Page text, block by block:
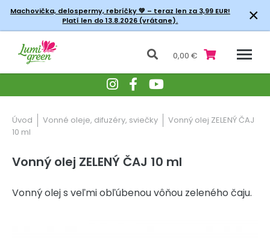
Machovička, delospermy, rebríčky💚 – teraz len za 3,99 EUR!
Platí len do 13.8.2026 (vrátane).
×
0,00 €
Úvod Vonné oleje, difuzéry, sviečky
Vonný olej ZELENÝ ČAJ
10 ml
Vonný olej ZELENÝ ČAJ 10 ml
Vonný olej s veľmi obľúbenou vôňou zeleného čaju.